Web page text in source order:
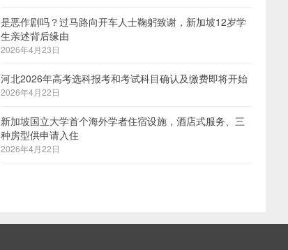
是恶作剧吗？过马路向开车人士鞠躬致谢，新加坡12岁学
生亲述背后缘由
2026年4月23日
河北2026年高考选科报考和考试科目确认及缴费即将开始
2026年4月22日
新加坡国立大学首个海外学者住宿设施，酒店式服务、三
种房型供申请入住
2026年4月22日